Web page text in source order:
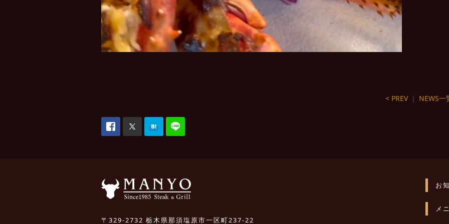
< PREV｜ NEWS一
〒329-2732 栃木県那須塩原市一区町237-22
お
メ